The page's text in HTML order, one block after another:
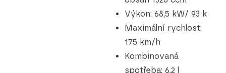
Výkon: 68,5 kW/ 93 k
Maximální rychlost:
175 km/h
Kombinovaná
spotřeba: 6,2 l